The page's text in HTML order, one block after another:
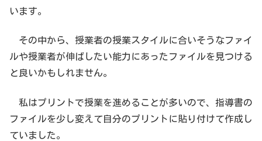
います。
その中から、授業者の授業スタイルに合いそうなファイ
ルや授業者が伸ばしたい能力にあったファイルを見つける
と良いかもしれません。
私はプリントで授業を進めることが多いので、指導書の
ファイルを少し変えて自分のプリントに貼り付けて作成し
ていました。